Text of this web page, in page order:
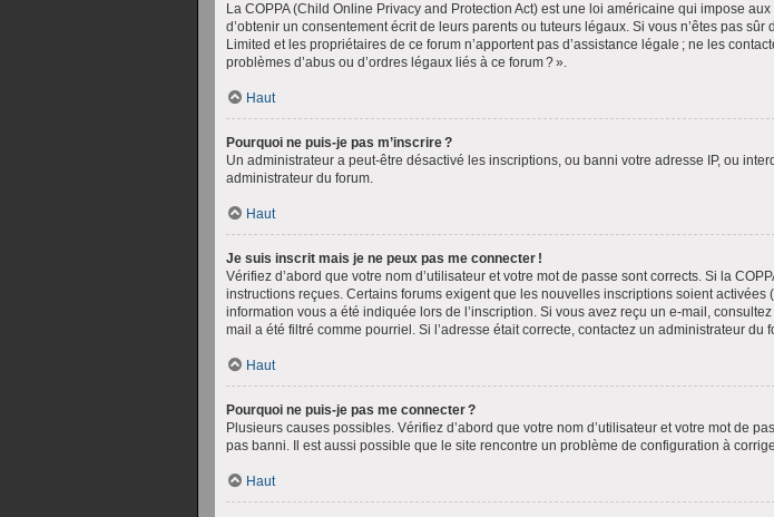
La COPPA (Child Online Privacy and Protection Act) est une loi américaine qui impose
d’obtenir un consentement écrit de leurs parents ou tuteurs légaux. Si vous n’êtes pas
Limited et les propriétaires de ce forum n’apportent pas d’assistance légale ; ne les
problèmes d’abus ou d’ordres légaux liés à ce forum ? ».
Haut
Pourquoi ne puis-je pas m’inscrire ?
Un administrateur a peut-être désactivé les inscriptions, ou banni votre adresse IP, ou
administrateur du forum.
Haut
Je suis inscrit mais je ne peux pas me connecter !
Vérifiez d’abord que votre nom d’utilisateur et votre mot de passe sont corrects. Si la
instructions reçues. Certains forums exigent que les nouvelles inscriptions soient
information vous a été indiquée lors de l’inscription. Si vous avez reçu un e-mail,
mail a été filtré comme pourriel. Si l’adresse était correcte, contactez un administrateur du
Haut
Pourquoi ne puis-je pas me connecter ?
Plusieurs causes possibles. Vérifiez d’abord que votre nom d’utilisateur et votre mot de
pas banni. Il est aussi possible que le site rencontre un problème de configuration à
Haut